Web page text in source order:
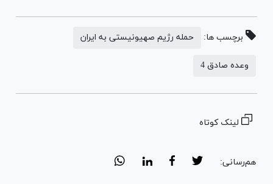
برچسب ها: حمله رژیم صهیونیستی به ایران
وعده صادق 4
لینک کوتاه
هم‌رسانی: